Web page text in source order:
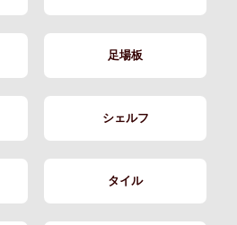
足場板
シェルフ
タイル